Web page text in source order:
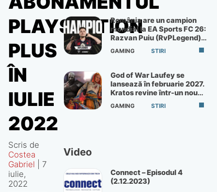
PLAYSTATION
PLUS
ÎN
IULIE
2022
Scris de
Costea
Gabriel
7
iulie,
2022
România are un campion
mondial la EA Sports FC 26:
Razvan Puiu (RvPLegend)
câștigă turneul de la Paris
GAMING STIRI
God of War Laufey se
lansează în februarie 2027.
Kratos revine într-un nou
God of War
GAMING STIRI
Video
Connect – Episodul 4
(2.12.2023)